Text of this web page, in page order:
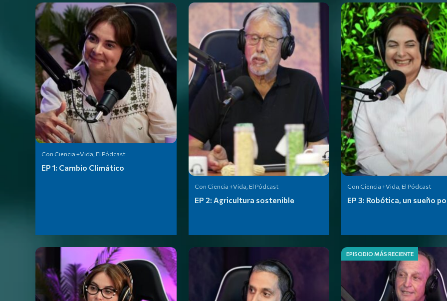
Lista de episodios de la temporada 1
Con Ciencia +Vida, El Pódcast
EP 1: Cambio Climático
Con Ciencia +Vida, El Pódcast
EP 2: Agricultura sostenible
Con Ciencia +Vida, El Pódcast
EP 3: Robótica, un sueño
EPISODIO MÁS RECIENTE